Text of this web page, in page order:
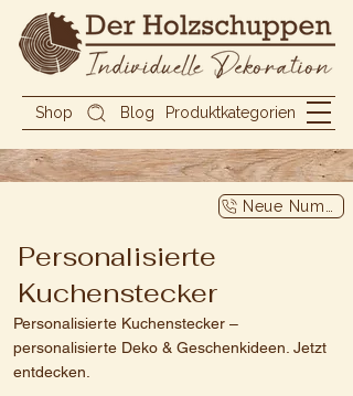
Produktkategorien
Shop Blog
Personalisierte
Kuchenstecker
Personalisierte Kuchenstecker –
personalisierte Deko & Geschenkideen. Jetzt
entdecken.